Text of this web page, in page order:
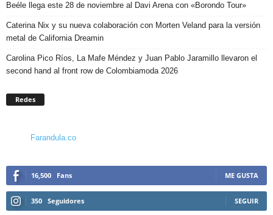
Beéle llega este 28 de noviembre al Davi Arena con «Borondo Tour»
Caterina Nix y su nueva colaboración con Morten Veland para la versión
metal de California Dreamin
Carolina Pico Ríos, La Mafe Méndez y Juan Pablo Jaramillo llevaron el
second hand al front row de Colombiamoda 2026
Redes
Farandula.co
16,500 Fans ME GUSTA
350 Seguidores SEGUIR